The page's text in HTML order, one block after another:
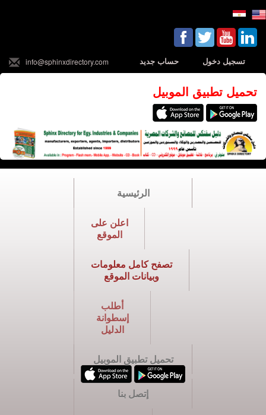
تسجيل دخول حساب جديد info@sphinxdirectory.com
تحميل تطبيق الموبيل
الرئيسية
اعلن على
الموقع
تصفح كامل معلومات
وبيانات الموقع
أطلب
إسطوانة
الدليل
تحميل تطبيق الموبيل
إتصل بنا